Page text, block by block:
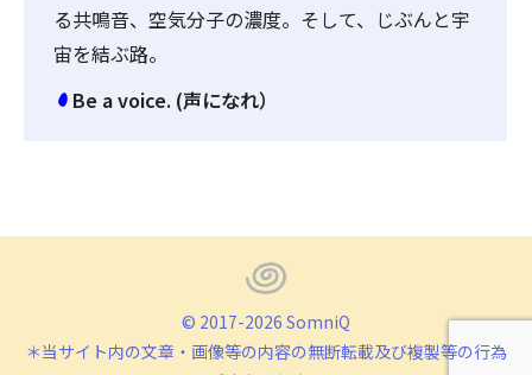
る共鳴音、空気分子の濃度。そして、じぶんと宇
宙を結ぶ路。
Be a voice. (声になれ）
© 2017-2026 SomniQ
＊当サイト内の文章・画像等の内容の無断転載及び複製等の行為